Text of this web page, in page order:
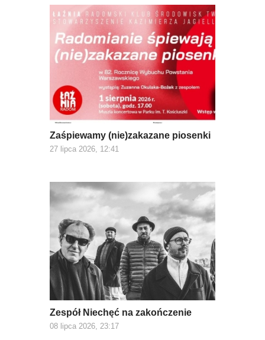
Zaśpiewamy (nie)zakazane piosenki
27 lipca 2026, 12:41
Zespół Niechęć na zakończenie
08 lipca 2026, 23:17